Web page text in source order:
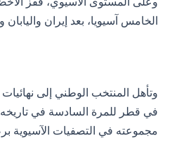
الخامس آسيويا، بعد إيران واليابان
في قطر للمرة السادسة في
مجموعته في التصفيات الآسيوية برصيد 23